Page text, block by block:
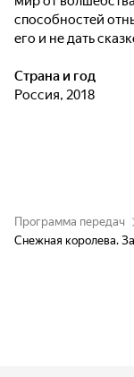
способностей
его и не дать
волшебстве, а
приключении на
Страна и год
Россия, 2018
Программа передач
Снежная королева.